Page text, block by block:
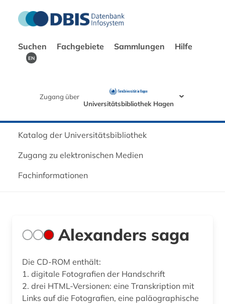
Suchen Fachgebiete Sammlungen Hilfe
EN
Zugang über
Universitätsbibliothek Hagen
Katalog der Universitätsbibliothek
Zugang zu elektronischen Medien
Fachinformationen
Alexanders saga
Die CD-ROM enthält:
1. digitale Fotografien der Handschrift
2. drei HTML-Versionen: eine Transkription mit
Links auf die Fotografien, eine paläographische